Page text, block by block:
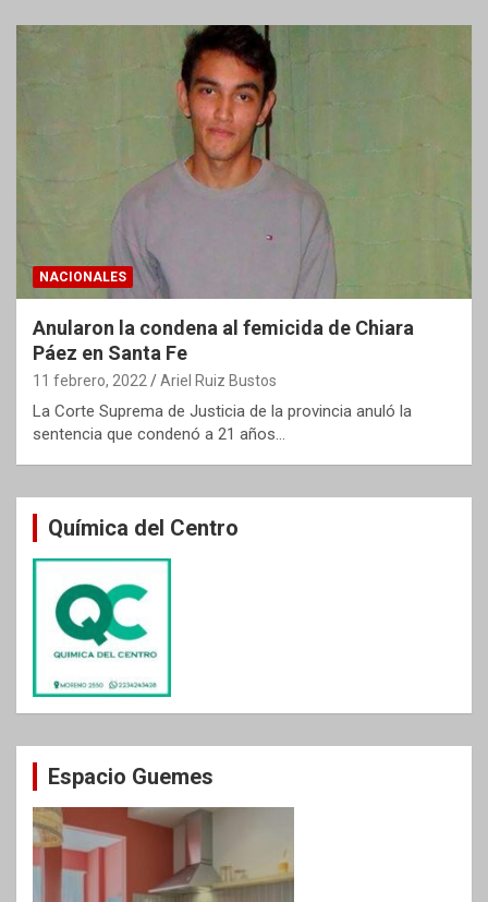
NACIONALES
Anularon la condena al femicida de Chiara
Páez en Santa Fe
11 febrero, 2022 Ariel Ruiz Bustos
La Corte Suprema de Justicia de la provincia anuló la
sentencia que condenó a 21 años…
Química del Centro
Espacio Guemes